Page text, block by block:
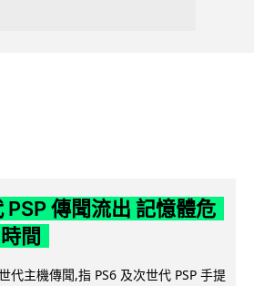
PSP 傳聞流出 記憶體危
間
代主機傳聞,指 PS6 及次世代 PSP 手提